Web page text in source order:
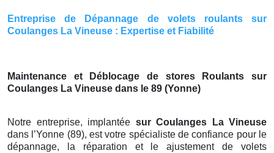
Entreprise de Dépannage de volets roulants sur
Coulanges La Vineuse : Expertise et Fiabilité
Maintenance et Déblocage de stores Roulants sur
Coulanges La Vineuse dans le 89 (Yonne)
Notre entreprise, implantée sur Coulanges La Vineuse
dans l’Yonne (89), est votre spécialiste de confiance pour le
dépannage, la réparation et le ajustement de volets